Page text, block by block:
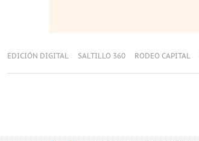
EDICIÓN DIGITAL SALTILLO 360 RODEO CAPITAL